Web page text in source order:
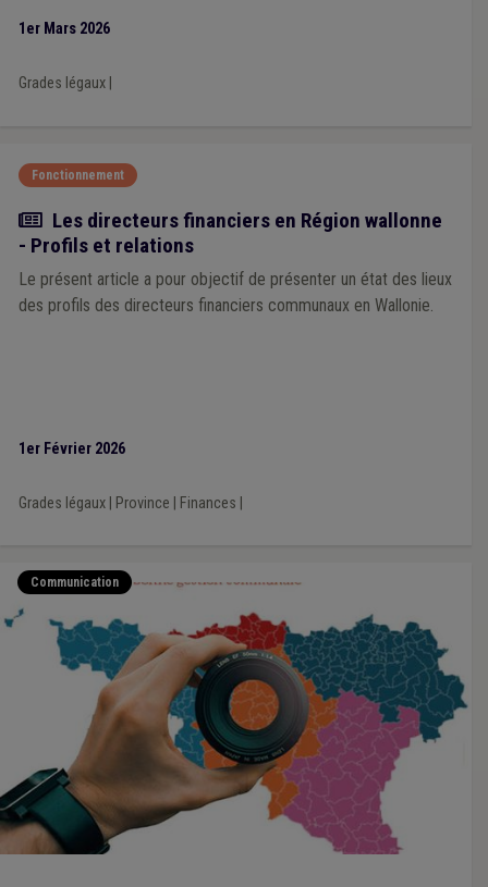
1er Mars 2026
Grades légaux|
Fonctionnement
Article
Les directeurs financiers en Région wallonne
- Profils et relations
Le présent article a pour objectif de présenter un état des lieux
des profils des directeurs financiers communaux en Wallonie.
1er Février 2026
Grades légaux| Province Finances
Communication